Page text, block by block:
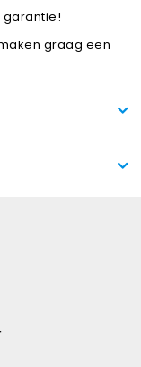
garantie!
graag een